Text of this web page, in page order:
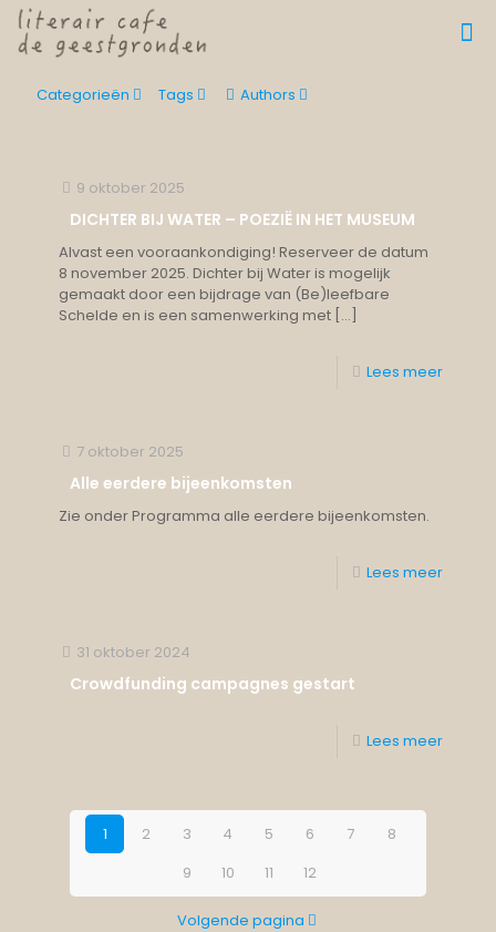
Categorieën Tags Authors
9 oktober 2025
DICHTER BIJ WATER – POEZIË IN HET MUSEUM
Alvast een vooraankondiging! Reserveer de datum
8 november 2025. Dichter bij Water is mogelijk
gemaakt door een bijdrage van (Be)leefbare
Schelde en is een samenwerking met […]
Lees meer
7 oktober 2025
Alle eerdere bijeenkomsten
Zie onder Programma alle eerdere bijeenkomsten.
Lees meer
31 oktober 2024
Crowdfunding campagnes gestart
Lees meer
1 2 3 4 5 6 7
8
9
10 11 12
Volgende pagina